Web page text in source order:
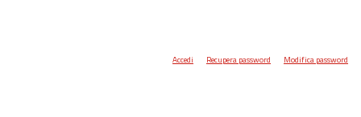
Accedi Recupera password Modifica password